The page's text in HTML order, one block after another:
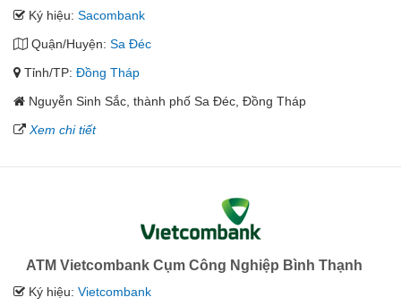
Ký hiệu: Sacombank
Quận/Huyện: Sa Đéc
Tỉnh/TP: Đồng Tháp
Nguyễn Sinh Sắc, thành phố Sa Đéc, Đồng Tháp
Xem chi tiết
ATM Vietcombank Cụm Công Nghiệp Bình Thạnh
Ký hiệu: Vietcombank